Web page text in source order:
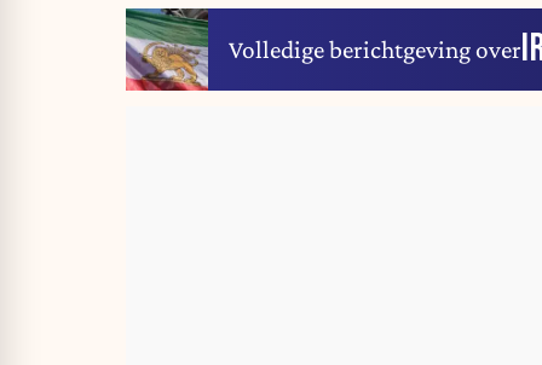
Volledige berichtgeving over